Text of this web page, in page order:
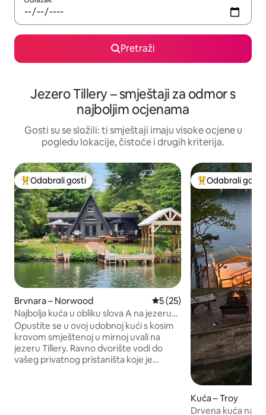
Pretraži
Jezero Tillery – smještaji za odmor s
najboljim ocjenama
Gosti su se složili: ti smještaji imaju visoke ocjene u
pogledu lokacije, čistoće i drugih kriterija.
Među najviše rangiranima s oznakom „Odabrali gosti”
Odabrali gosti
Brvnara – Norwood Prosječna ocjena: 5/5,
5 (25)
Najbolja kuća u obliku slova A na jezeru
Tillery, Sjeverna Karolina
Opustite se u ovoj udobnoj kući s kosim
krovom smještenoj u mirnoj uvali na
jezeru Tillery. Ravno dvorište vodi do
vašeg privatnog pristaništa koje je
Među najviše
Odabrali gosti
Kuća – Troy
Drvena kuća na